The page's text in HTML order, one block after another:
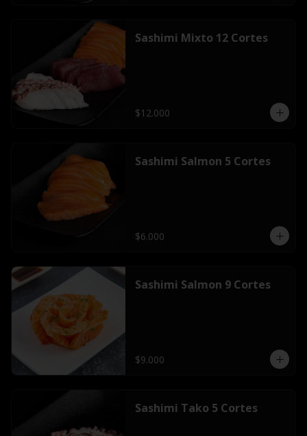
Sashimi Mixto 12 Cortes
$12.000
Sashimi Salmon 5 Cortes
$6.000
Sashimi Salmon 9 Cortes
$9.000
Sashimi Tako 5 Cortes